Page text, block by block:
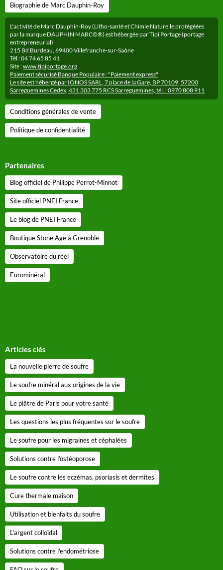
Biographie de Marc Dauphin-Roy
L'activité de Marc Dauphin-Roy (Litho-santé et Chimie Naturelle protégéées
par la marque DAUPHIN MARC©®) est hébergée par Tipi Portage (portage
entrepreneurial)
215 Bd Burdeau, 69400 Villefranche-sur-Saône
Tél : 04 74 65 85 41
Site :www.tipiportage.org
Paiement sécurisé Banque Populaire : "Paiement express"
Le site est hébergé par IONOS SARL, 7 place de la Gare, BP 70109, 57200
Sarreguemines Cedex, 431 303 775 RCS Sarreguemines, tél. : 0970 808 911
Conditions générales de vente
Politique de confidentialité
Partenaires
Blog officiel de Philippe Perrot-Minnot
Site officiel PNEI France
Le blog de PNEI France
Boutique Stone Age à Grenoble
Observatoire du réel
Eurominéral
Articles clés
La nouvelle pierre de soufre
Le soufre minéral aux origines de la vie
Le plâtre de Paris pour votre santé
Les questions les plus fréquentes sur le soufre
Le soufre pour les migraines et céphalées
Solutions contre l’ostéoporose
Le soufre contre les eczémas, psoriasis et dermites
Cure thermale maison
Utilisation et bienfaits du soufre
L'argent colloïdal
Solutions contre l’endométriose